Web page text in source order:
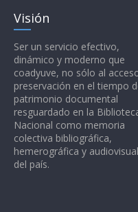
Visión
Ser un servicio efectivo,
dinámico y moderno que
coadyuve, no sólo al
preservación en el tiempo
patrimonio documental
resguardado en la
Nacional como memoria
colectiva bibliográfica,
hemerográfica y audiovisual
del país.